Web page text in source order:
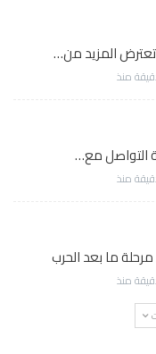
تعترض المزيد من…
التواصل مع…
ما بعد الحرب